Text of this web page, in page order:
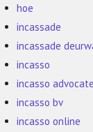
hoe
incassade
incassade
incasso
incasso
incasso bv
incasso online